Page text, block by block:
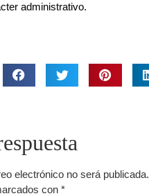
administrativo.
electrónico no será publicada.
con *